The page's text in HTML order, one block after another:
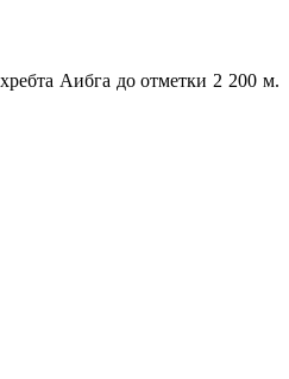
Аибга до отметки 2 200 м.